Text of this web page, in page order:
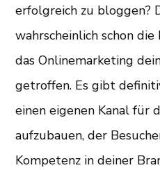
erfolgreich zu bloggen?
wahrscheinlich schon
das Onlinemarketing
getroffen. Es gibt
einen eigenen Kanal für
aufzubauen, der
Kompetenz in deiner